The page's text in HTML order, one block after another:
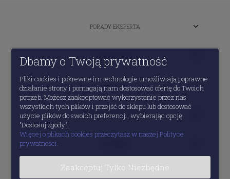
PORADY EKSPERTA
POMOC
INFORMACJE PRAWNE
Dbamy o Twoją prywatność
Pliki cookies i pokrewne im technologie umożliwiają poprawne
działanie strony i pomagają nam dostosować ofertę do Twoich
potrzeb. Możesz zaakceptować wykorzystanie przez nas
wszystkich tych plików i przejść do sklepu lub dostosować
użycie plików do swoich preferencji, wybierając opcję
"Dostosuj zgody".
Więcej o plikach cookies przeczytasz w naszej Polityce
prywatności.
Zaakceptuj Tylko Niezbędne